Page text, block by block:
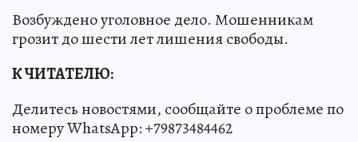
Возбуждено уголовное дело. Мошенникам
грозит до шести лет лишения свободы.
К ЧИТАТЕЛЮ:
Делитесь новостями, сообщайте о проблеме по
номеру WhatsApp: +79873484462